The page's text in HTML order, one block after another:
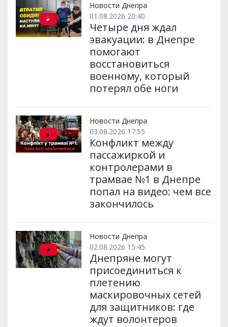
Новости Днепра
01.08.2026 20:40
Четыре дня ждал
эвакуации: в Днепре
помогают
восстановиться
военному, который
потерял обе ноги
Новости Днепра
03.08.2026 17:55
Конфликт между
пассажиркой и
контролерами в
трамвае №1 в Днепре
попал на видео: чем все
закончилось
Новости Днепра
02.08.2026 15:45
Днепряне могут
присоединиться к
плетению
маскировочных сетей
для защитников: где
ждут волонтеров